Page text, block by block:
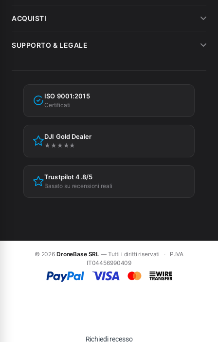
Chi siamo
Noleggio
ACQUISTI
Metodi di pagamento
Agevolazioni fiscali
SUPPORTO & LEGALE
Privacy Policy
Preferenze cookie
ISO 9001:2015
Certificati
DJI Gold Dealer
★★★★★
Trustpilot 4.8/5
Basato su recensioni reali
© 2026 DroneBase SRL — Tutti i diritti riservati ·
P.IVA
IT04456990409
Richiedi recesso